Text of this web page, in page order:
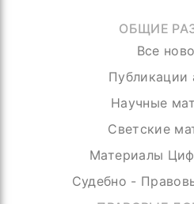
ОБЩИЕ
Все
Публикации
Научные
Светские
Материалы
Судебно -